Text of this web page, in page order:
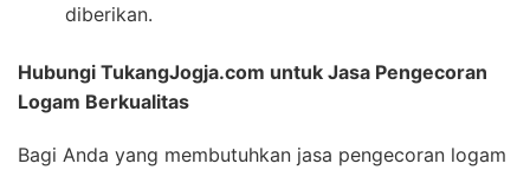
diberikan.
Hubungi TukangJogja.com untuk Jasa Pengecoran
Logam Berkualitas
Bagi Anda yang membutuhkan jasa pengecoran logam